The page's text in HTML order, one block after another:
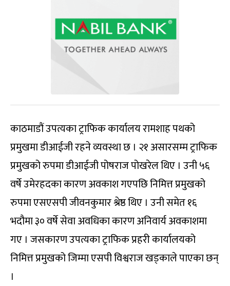
काठमाडौं उपत्यका ट्राफिक कार्यालय रामशाह पथको
प्रमुखमा डीआईजी रहने व्यवस्था छ । २१ असारसम्म ट्राफिक
प्रमुखको रुपमा डीआईजी पोषराज पोखरेल थिए । उनी ५६
वर्षे उमेरहदका कारण अवकाश गएपछि निमित्त प्रमुखको
रुपमा एसएसपी जीवनकुमार श्रेष्ठ थिए । उनी समेत १६
भदौमा ३० वर्षे सेवा अवधिका कारण अनिवार्य अवकाशमा
गए । जसकारण उपत्यका ट्राफिक प्रहरी कार्यालयको
निमित्त प्रमुखको जिम्मा एसपी विश्वराज खड्काले पाएका छन्
।